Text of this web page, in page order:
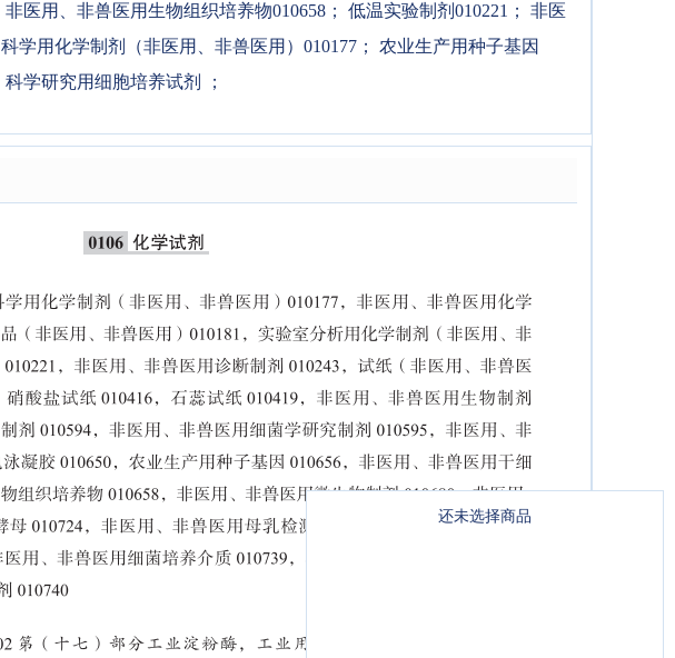
非医用、非兽医用生物组织培养物010658 ； 低温实验制剂010221 ；
非医
科学用化学制剂（非医用、非兽医用）010177 ；
农业生产用种子基因
科学研究用细胞培养试剂 ；
还未选择商品